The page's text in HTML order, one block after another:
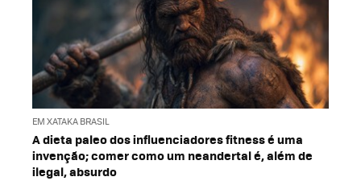
EM XATAKA BRASIL
A dieta paleo dos influenciadores fitness é uma
invenção; comer como um neandertal é, além de
ilegal, absurdo